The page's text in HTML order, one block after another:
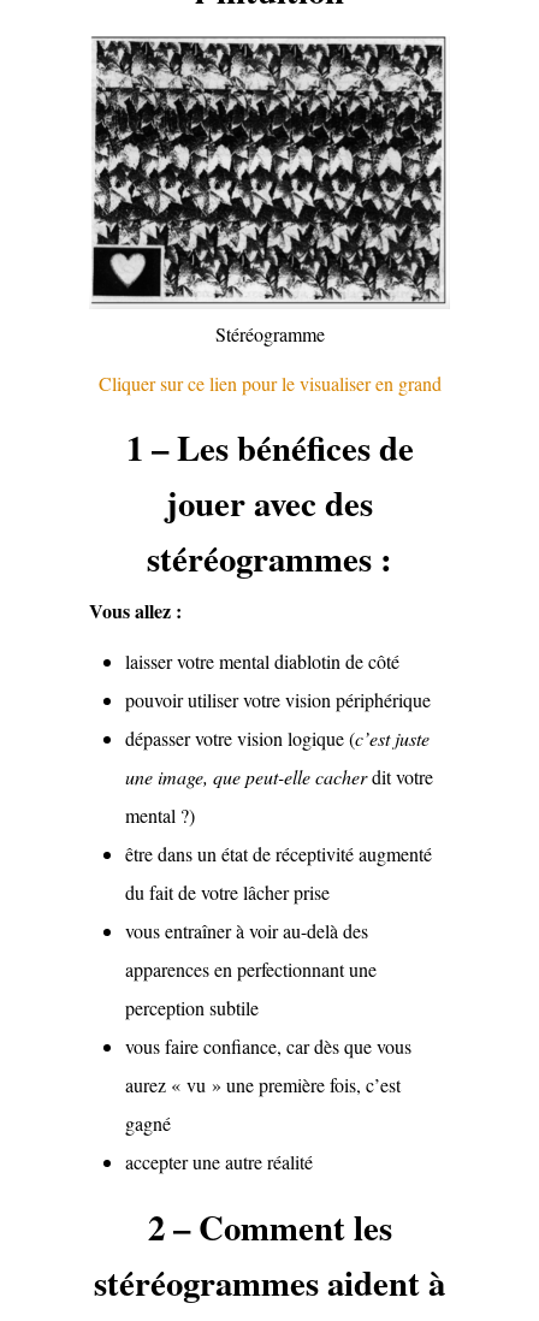
Stéréogramme
Cliquer sur ce lien pour le visualiser en grand
1 – Les bénéfices de
jouer avec des
stéréogrammes :
Vous allez :
laisser votre mental diablotin de côté
pouvoir utiliser votre vision périphérique
dépasser votre vision logique (c’est juste
une image, que peut-elle cacherdit votre
mental ?)
être dans un état de réceptivité augmenté
du fait de votre lâcher prise
vous entraîner à voir au-delà des
apparences en perfectionnant une
perception subtile
vous faire confiance, car dès que vous
aurez « vu » une première fois, c’est
gagné
accepter une autre réalité
2 – Comment les
stéréogrammes aident à